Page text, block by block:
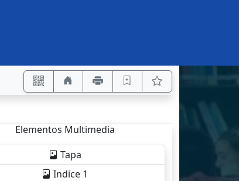
Elementos Multimedia
Tapa
Indice 1